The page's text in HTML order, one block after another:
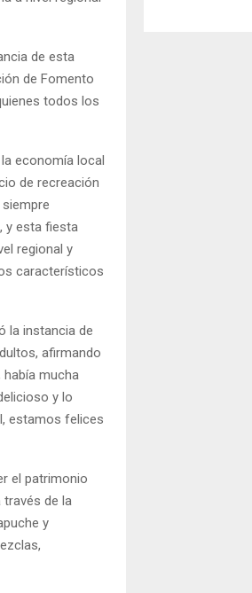
de esta
de Fomento
todos los
economía local
de recreación
y esta fiesta
regional y
característicos
la instancia de
afirmando
mucha
y lo
estamos felices
el patrimonio
de la
y